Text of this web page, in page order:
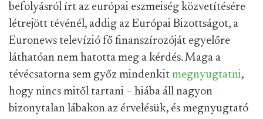
befolyásról írt az európai eszmeiség közvetítésére
létrejött tévénél, addig az Európai Bizottságot, a
Euronews televízió fő finanszírozóját egyelőre
láthatóan nem hatotta meg a kérdés. Maga a
tévécsatorna sem győz mindenkit megnyugtatni,
hogy nincs mitől tartani – hiába áll nagyon
bizonytalan lábakon az érvelésük, és megnyugtató